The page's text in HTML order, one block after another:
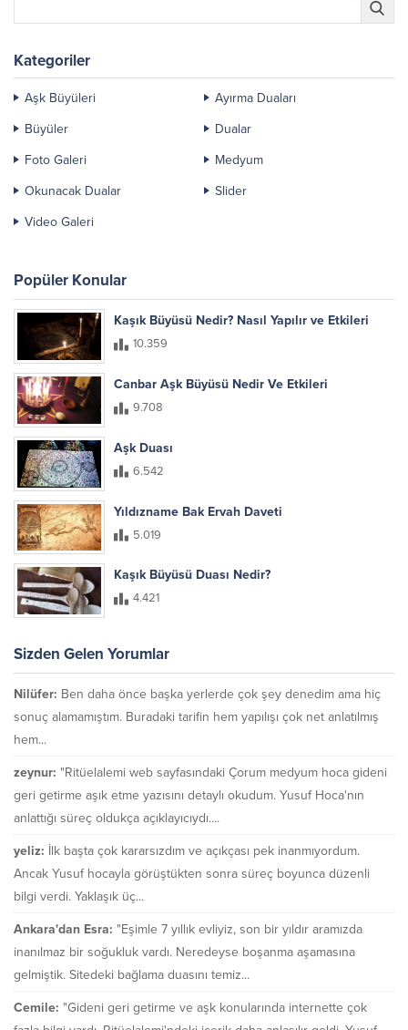
Kategoriler
Aşk Büyüleri
Ayırma Duaları
Büyüler
Dualar
Foto Galeri
Medyum
Okunacak Dualar
Slider
Video Galeri
Popüler Konular
Kaşık Büyüsü Nedir? Nasıl Yapılır ve Etkileri
10.359
Canbar Aşk Büyüsü Nedir Ve Etkileri
9.708
Aşk Duası
6.542
Yıldızname Bak Ervah Daveti
5.019
Kaşık Büyüsü Duası Nedir?
4.421
Sizden Gelen Yorumlar
Nilüfer: Ben daha önce başka yerlerde çok şey denedim ama hiç
sonuç alamamıştım. Buradaki tarifin hem yapılışı çok net anlatılmış
hem...
zeynur: "Ritüelalemi web sayfasındaki Çorum medyum hoca gideni
geri getirme aşık etme yazısını detaylı okudum. Yusuf Hoca'nın
anlattığı süreç oldukça açıklayıcıydı....
yeliz: İlk başta çok kararsızdım ve açıkçası pek inanmıyordum.
Ancak Yusuf hocayla görüştükten sonra süreç boyunca düzenli
bilgi verdi. Yaklaşık üç...
Ankara'dan Esra: "Eşimle 7 yıllık evliyiz, son bir yıldır aramızda
inanılmaz bir soğukluk vardı. Neredeyse boşanma aşamasına
gelmiştik. Sitedeki bağlama duasını temiz...
Cemile: "Gideni geri getirme ve aşk konularında internette çok